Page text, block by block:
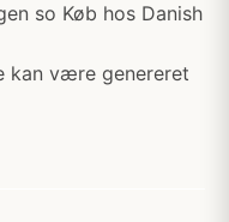
so Køb hos Danish
kan være genereret